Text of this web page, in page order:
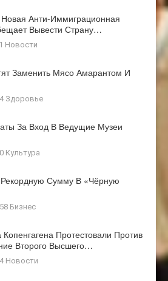
Анти-Иммиграционная
Вывести Страну…
Новости
Заменить Мясо Амарантом И
Здоровье
За Вход В Ведущие Музеи
Культура
Рекордную Сумму В «Чёрную
Бизнес
Копенгагена Протестовали Против
Второго Высшего…
Новости